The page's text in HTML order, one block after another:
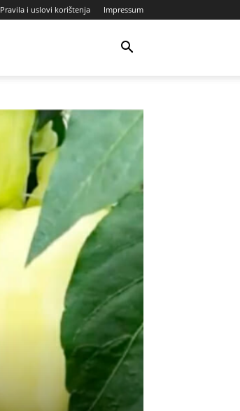
Pravila i uslovi korištenja Impressum